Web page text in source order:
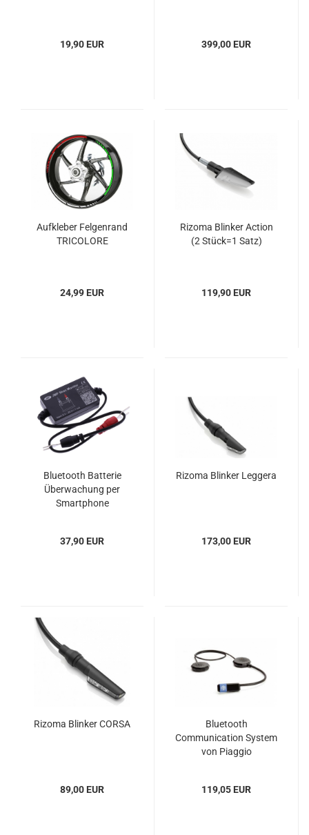
19,90 EUR 399,00 EUR
Aufkleber Felgenrand
TRICOLORE
24,99 EUR
Rizoma Blinker Action
(2 Stück=1 Satz)
119,90 EUR
Bluetooth Batterie
Überwachung per
Smartphone
37,90 EUR
Rizoma Blinker Leggera
173,00 EUR
Rizoma Blinker CORSA
89,00 EUR
Bluetooth
Communication System
von Piaggio
119,05 EUR